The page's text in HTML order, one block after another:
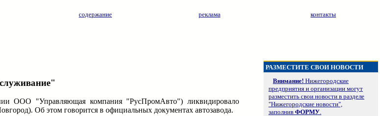
содержание реклама контакты
ООО "Управляющая компания "РусПромАвто") ликвидировало
Об этом говорится в официальных документах автозавода.
РАЗМЕСТИТЕ СВОИ НОВОСТИ
Внимание! Нижегородские
предприятия и организации могут
разместить свои новости в разделе
"Нижегородские новости",
заполнив ФОРМУ.